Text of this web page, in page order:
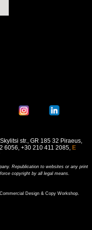
str., GR 185 32 Piraeus,
6056, +30 210 411 2085, E
Republication to websites or any print
copyright by all legal means.
Design & Copy Workshop.